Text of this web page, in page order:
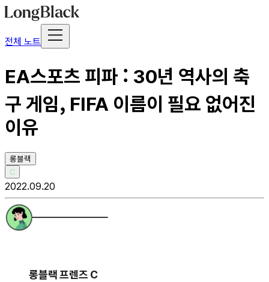
전체 노트
EA스포츠 피파 : 30년 역사의 축
구 게임, FIFA 이름이 필요 없어진
이유
롱블랙
C
2022.09.20
롱블랙 프렌즈 C